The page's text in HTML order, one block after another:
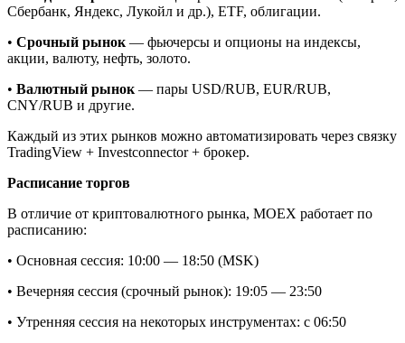
Сбербанк, Яндекс, Лукойл и др.), ETF, облигации.
• Срочный рынок — фьючерсы и опционы на индексы,
акции, валюту, нефть, золото.
• Валютный рынок — пары USD/RUB, EUR/RUB,
CNY/RUB и другие.
Каждый из этих рынков можно автоматизировать через связку
TradingView + Investconnector + брокер.
Расписание торгов
В отличие от криптовалютного рынка, MOEX работает по
расписанию:
• Основная сессия: 10:00 — 18:50 (MSK)
• Вечерняя сессия (срочный рынок): 19:05 — 23:50
• Утренняя сессия на некоторых инструментах: с 06:50